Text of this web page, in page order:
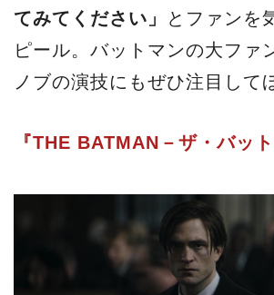
てみてください」
とファンを
ピール。バットマンの大ファ
ノブの演技にもぜひ注目して
『THE BATMAN－ザ・バット